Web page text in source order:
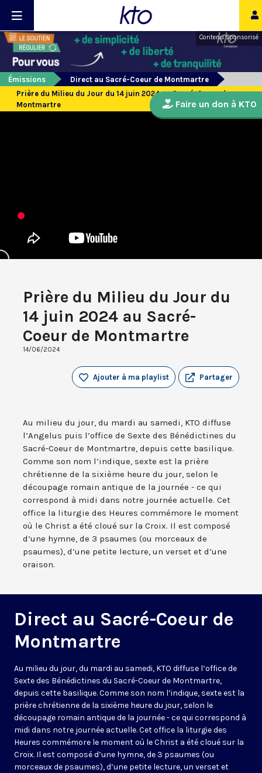
Contenu sponsorisé
Émissions
Direct au Sacré-Coeur de Montmartre
Prière du Milieu du Jour du 14 juin 2024 au Sacré-Coeur de
Montmartre
Prière du Milieu du Jour du
14 juin 2024 au Sacré-
Coeur de Montmartre
14/06/2024
Partager
Ajouter à ma playlist
Au milieu du jour, du mardi au samedi, KTO diffuse
l’Angelus puis l’office de Sexte des Bénédictines du
Sacré-Coeur de Montmartre, depuis cette basilique.
Comme son nom l’indique, sexte est la prière
chrétienne de la sixième heure du jour, selon le
découpage romain antique de la journée - ce qui
correspond à midi dans notre journée actuelle. Cet
office la liturgie des Heures commémore le moment
où le Christ a été cloué sur la Croix. Il est composé
d’une hymne, de 3 psaumes (ou morceaux de
psaumes), d’une petite lecture, un verset et d’une
oraison.
Direct au Sacré-Coeur de
Montmartre
Au milieu du jour, du mardi au samedi, KTO diffuse l’office de
Sexte des Bénédictines du Sacré-Coeur de Montmartre,
depuis cette basilique. Comme son nom l’indique, sexte est la
prière chrétienne de la sixième heure du jour, selon le
découpage romain antique de la journée - ce qui correspond à
midi dans notre journée actuelle. Cet office la liturgie des
Heures commémore le moment où le Christ a été cloué sur la
Croix. Il est composé d’une hymne, de 3 psaumes (ou
morceaux de psaumes), d’une petite lecture, un verset et
Faire un don à KTO